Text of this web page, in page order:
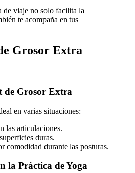
de viaje no solo facilita la
te acompaña en tus
Grosor Extra
de Grosor Extra
en varias situaciones:
las articulaciones.
duras.
comodidad durante las posturas.
la Práctica de Yoga